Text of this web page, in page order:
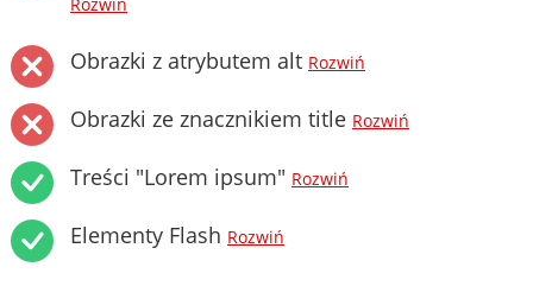
Obrazki z atrybutem alt Rozwiń
Obrazki ze znacznikiem title Rozwiń
Treści "Lorem ipsum" Rozwiń
Elementy Flash Rozwiń